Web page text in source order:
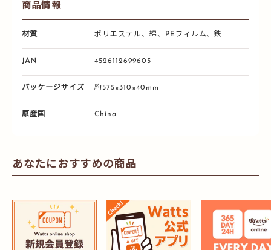
商品情報
材質 ポリエステル、綿、PEフィルム、鉄
JAN 4526112699605
パッケージサイズ 約575×310×40mm
原産国 China
あなたにおすすめの商品